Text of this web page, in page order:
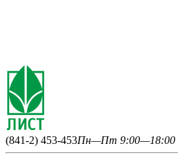
(841-2) 453-453Пн—Пт 9:00—18:00